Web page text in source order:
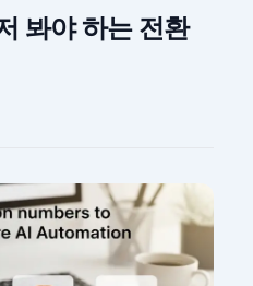
봐야 하는 전환